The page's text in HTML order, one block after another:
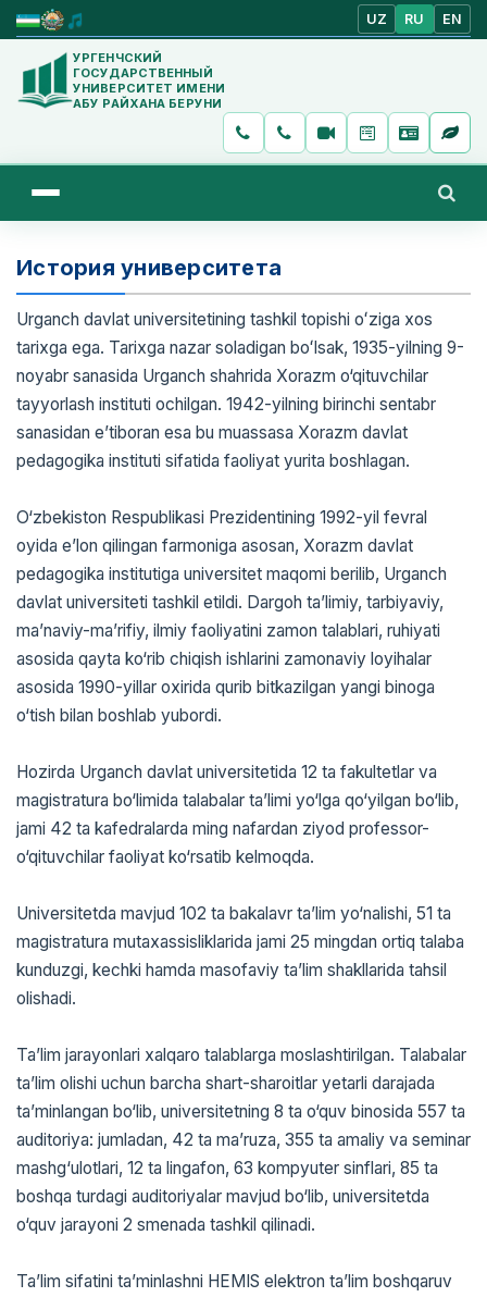
UZ RU EN
УРГЕНЧСКИЙ
ГОСУДАРСТВЕННЫЙ
УНИВЕРСИТЕТ ИМЕНИ
АБУ РАЙХАНА БЕРУНИ
История университета
Urganch davlat universitetining tashkil topishi oʻziga xos
tarixga ega. Tarixga nazar soladigan boʻlsak, 1935-yilning 9-
noyabr sanasida Urganch shahrida Xorazm o‘qituvchilar
tayyorlash instituti ochilgan. 1942-yilning birinchi sentabr
sanasidan e’tiboran esa bu muassasa Xorazm davlat
pedagogika instituti sifatida faoliyat yurita boshlagan.
O‘zbekiston Respublikasi Prezidentining 1992-yil fevral
oyida e’lon qilingan farmoniga asosan, Xorazm davlat
pedagogika institutiga universitet maqomi berilib, Urganch
davlat universiteti tashkil etildi. Dargoh ta’limiy, tarbiyaviy,
ma’naviy-ma’rifiy, ilmiy faoliyatini zamon talablari, ruhiyati
asosida qayta ko‘rib chiqish ishlarini zamonaviy loyihalar
asosida 1990-yillar oxirida qurib bitkazilgan yangi binoga
o‘tish bilan boshlab yubordi.
Hozirda Urganch davlat universitetida 12 ta fakultetlar va
magistratura bo‘limida talabalar ta’limi yo‘lga qo‘yilgan bo‘lib,
jami 42 ta kafedralarda ming nafardan ziyod professor-
o‘qituvchilar faoliyat ko‘rsatib kelmoqda.
Universitetda mavjud 102 ta bakalavr ta’lim yo‘nalishi, 51 ta
magistratura mutaxassisliklarida jami 25 mingdan ortiq talaba
kunduzgi, kechki hamda masofaviy ta’lim shakllarida tahsil
olishadi.
Ta’lim jarayonlari xalqaro talablarga moslashtirilgan. Talabalar
ta’lim olishi uchun barcha shart-sharoitlar yetarli darajada
ta’minlangan bo‘lib, universitetning 8 ta o‘quv binosida 557 ta
auditoriya: jumladan, 42 ta ma’ruza, 355 ta amaliy va seminar
mashg‘ulotlari, 12 ta lingafon, 63 kompyuter sinflari, 85 ta
boshqa turdagi auditoriyalar mavjud bo‘lib, universitetda
o‘quv jarayoni 2 smenada tashkil qilinadi.
Ta’lim sifatini ta’minlashni HEMIS elektron ta’lim boshqaruv